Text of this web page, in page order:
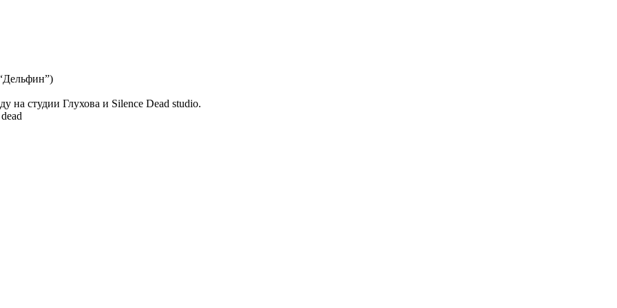
на студии Глухова и Silence Dead studio.